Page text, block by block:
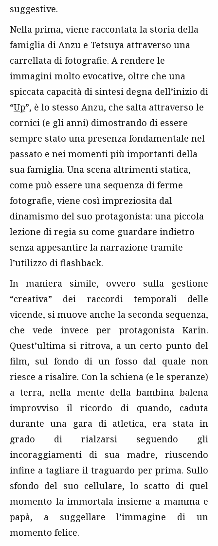
suggestive.
Nella prima, viene raccontata la storia della
famiglia di Anzu e Tetsuya attraverso una
carrellata di fotografie. A rendere le
immagini molto evocative, oltre che una
spiccata capacità di sintesi degna dell’inizio di
“Up”, è lo stesso Anzu, che salta attraverso le
cornici (e gli anni) dimostrando di essere
sempre stato una presenza fondamentale nel
passato e nei momenti più importanti della
sua famiglia. Una scena altrimenti statica,
come può essere una sequenza di ferme
fotografie, viene così impreziosita dal
dinamismo del suo protagonista: una piccola
lezione di regia su come guardare indietro
senza appesantire la narrazione tramite
l’utilizzo di flashback.
In maniera simile, ovvero sulla gestione
“creativa” dei raccordi temporali delle
vicende, si muove anche la seconda sequenza,
che vede invece per protagonista Karin.
Quest’ultima si ritrova, a un certo punto del
film, sul fondo di un fosso dal quale non
riesce a risalire. Con la schiena (e le speranze)
a terra, nella mente della bambina balena
improvviso il ricordo di quando, caduta
durante una gara di atletica, era stata in
grado di rialzarsi seguendo gli
incoraggiamenti di sua madre, riuscendo
infine a tagliare il traguardo per prima. Sullo
sfondo del suo cellulare, lo scatto di quel
momento la immortala insieme a mamma e
papà, a suggellare l’immagine di un
momento felice.